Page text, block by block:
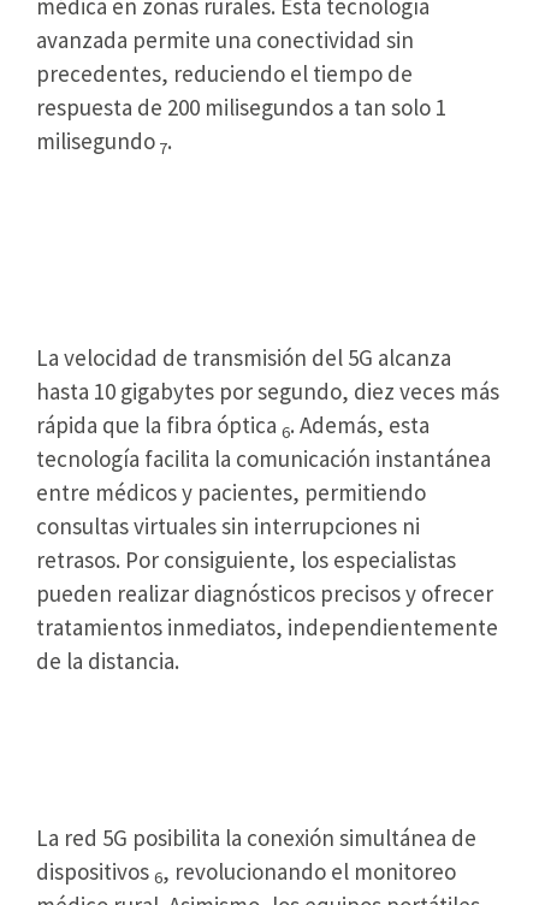
médica en zonas rurales. Esta tecnología
avanzada permite una conectividad sin
precedentes, reduciendo el tiempo de
respuesta de 200 milisegundos a tan solo 1
milisegundo 7.
La velocidad de transmisión del 5G alcanza
hasta 10 gigabytes por segundo, diez veces más
rápida que la fibra óptica 6. Además, esta
tecnología facilita la comunicación instantánea
entre médicos y pacientes, permitiendo
consultas virtuales sin interrupciones ni
retrasos. Por consiguiente, los especialistas
pueden realizar diagnósticos precisos y ofrecer
tratamientos inmediatos, independientemente
de la distancia.
La red 5G posibilita la conexión simultánea de
dispositivos 6, revolucionando el monitoreo